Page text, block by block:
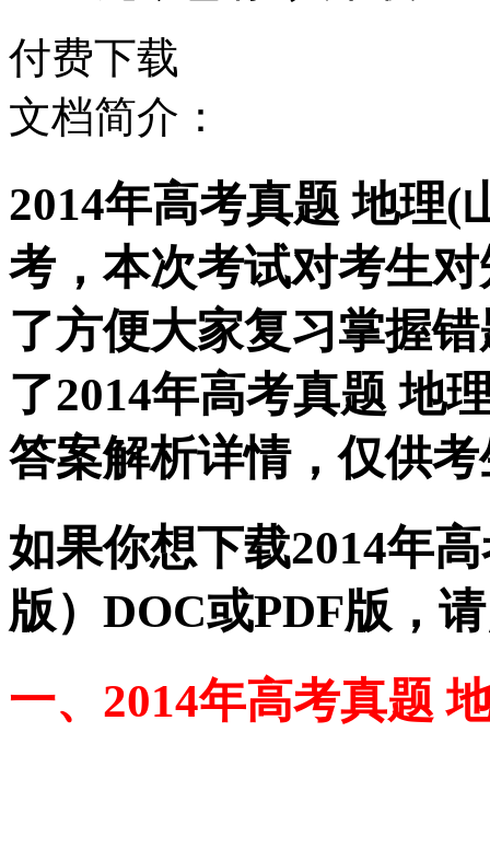
付费下载
文档简介：
2014年高考真题 地理(
考，本次考试对考生
了方便大家复习掌握
了2014年高考真题 地
答案解析详情，仅供
如果你想下载2014年
版）DOC或PDF版，
一、2014年高考真题